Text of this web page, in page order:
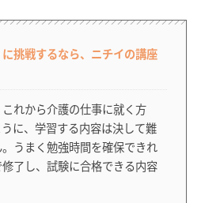
に挑戦するなら、ニチイの講座
れから介護の仕事に就く方
に、学習する内容は決して難
うまく勉強時間を確保できれ
了し、試験に合格できる内容